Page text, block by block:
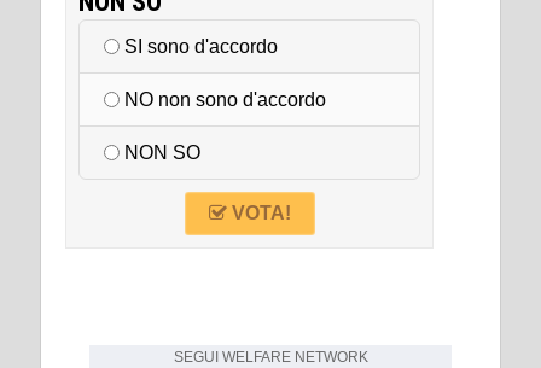
SI sono d'accordo
NO non sono d'accordo
NON SO
VOTA!
SEGUI WELFARE NETWORK